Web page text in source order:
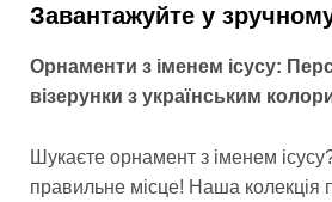
Завантажуйте у
Орнаменти з іменем ісусу:
візерунки з українським
Шукаєте орнамент з іменем
правильне місце! Наша колекція